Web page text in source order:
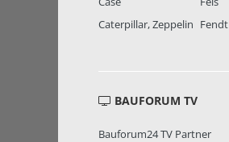
Caterpillar, Zeppelin Fendt
BAUFORUM TV
Bauforum24 TV Partner